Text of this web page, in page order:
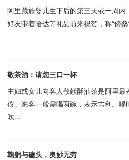
阿里藏族婴儿生下后的第三天或一周内
好友带着哈达等礼品前来祝贺，称“傍桑
敬茶酒：请您三口一杯
主妇或女儿向客人敬献酥油茶是阿里最
仪。来客一般需喝两碗，表示吉利。喝
吹...
鞠躬与磕头，奥妙无穷